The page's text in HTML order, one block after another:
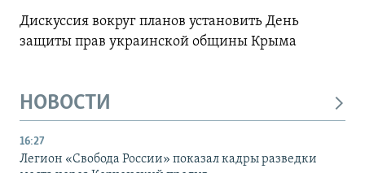
Дискуссия вокруг планов установить День
защиты прав украинской общины Крыма
НОВОСТИ
16:27
Легион «Свобода России» показал кадры разведки